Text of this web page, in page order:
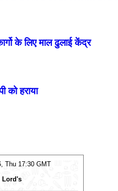
के लिए माल ढुलाई केंद्र
को हराया
Thu 17:30 GMT
Lord's